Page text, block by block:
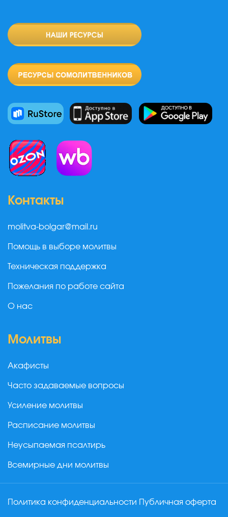
Контакты
molitva-bolgar@mail.ru
Помощь в выборе молитвы
Техническая поддержка
Пожелания по работе сайта
О нас
Молитвы
Акафисты
Часто задаваемые вопросы
Усиление молитвы
Расписание молитвы
Неусыпаемая псалтирь
Всемирные дни молитвы
Политика конфиденциальности Публичная оферта